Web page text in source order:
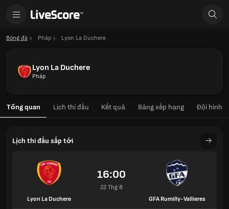
Bóng đá Pháp Lyon La Duchere
Lyon La Duchere
Pháp
Tổng quan Lịch thi đấu Kết quả Bảng xếp hạng Đội hình
Lịch thi đấu sắp tới
Lyon La Duchere
16:00
22 Thg 8
GFA Rumilly-Vallieres